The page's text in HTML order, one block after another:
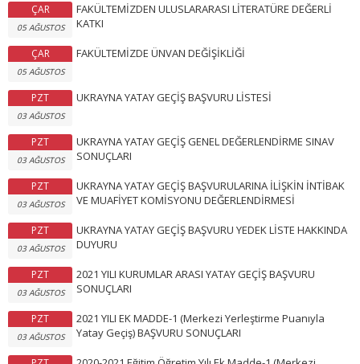
ÇAR
05 AĞUSTOS
FAKÜLTEMİZDEN ULUSLARARASI LİTERATÜRE DEĞERLİ
KATKI
ÇAR
05 AĞUSTOS
FAKÜLTEMİZDE ÜNVAN DEĞİŞİKLİĞİ
PZT
03 AĞUSTOS
UKRAYNA YATAY GEÇİŞ BAŞVURU LİSTESİ
PZT
03 AĞUSTOS
UKRAYNA YATAY GEÇİŞ GENEL DEĞERLENDİRME SINAV
SONUÇLARI
PZT
03 AĞUSTOS
UKRAYNA YATAY GEÇİŞ BAŞVURULARINA İLİŞKİN İNTİBAK
VE MUAFİYET KOMİSYONU DEĞERLENDİRMESİ
PZT
03 AĞUSTOS
UKRAYNA YATAY GEÇİŞ BAŞVURU YEDEK LİSTE HAKKINDA
DUYURU
PZT
03 AĞUSTOS
2021 YILI KURUMLAR ARASI YATAY GEÇİŞ BAŞVURU
SONUÇLARI
PZT
03 AĞUSTOS
2021 YILI EK MADDE-1 (Merkezi Yerleştirme Puanıyla
Yatay Geçiş) BAŞVURU SONUÇLARI